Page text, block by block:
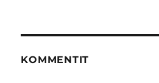
KOMMENTIT